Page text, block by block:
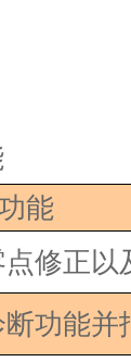
能
修正以
功能并